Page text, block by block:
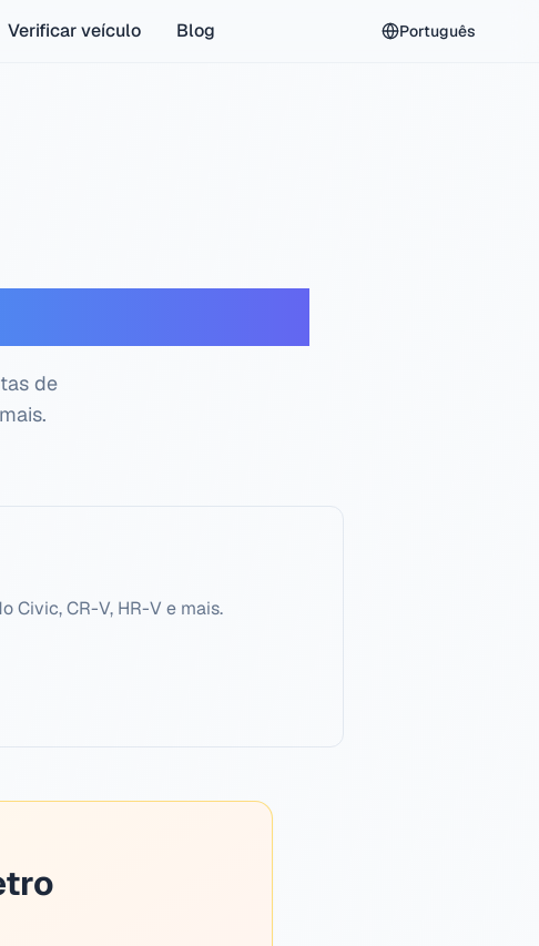
Verificar veículo Blog Português
de
Civic, CR-V, HR-V e mais.